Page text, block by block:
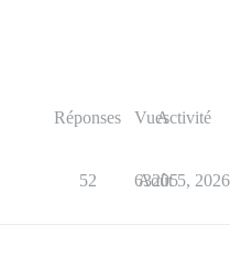
Réponses VuesActivité
52 63205
Août 5, 2026